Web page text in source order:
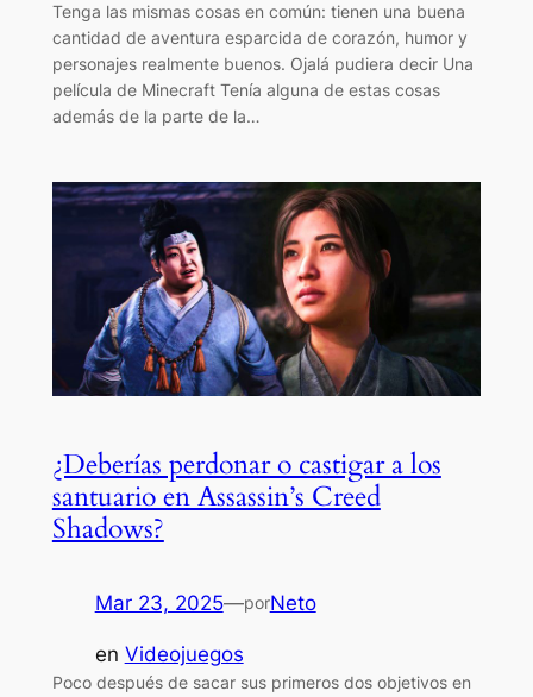
Tenga las mismas cosas en común: tienen una buena
cantidad de aventura esparcida de corazón, humor y
personajes realmente buenos. Ojalá pudiera decir Una
película de Minecraft Tenía alguna de estas cosas
además de la parte de la…
¿Deberías perdonar o castigar a los
santuario en Assassin’s Creed
Shadows?
Mar 23, 2025—porNeto
en Videojuegos
Poco después de sacar sus primeros dos objetivos en